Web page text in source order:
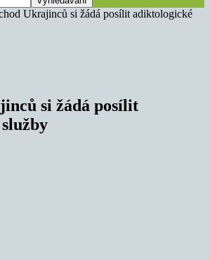
Ukrajinců si žádá posílit adiktologické
si žádá posílit